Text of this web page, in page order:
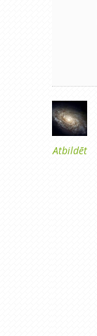
Atbildēt